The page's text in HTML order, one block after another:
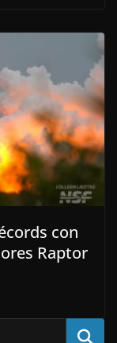
con
Raptor
Buscar